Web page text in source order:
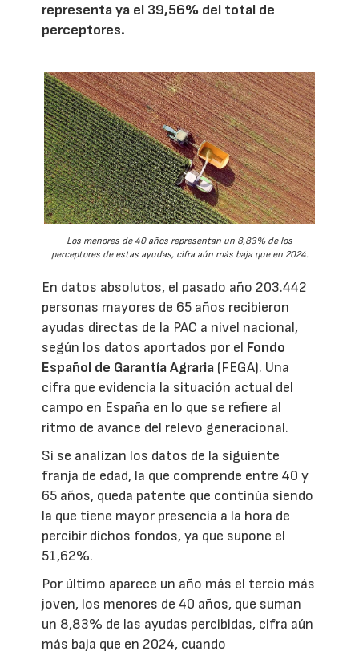
representa ya el 39,56% del total de
perceptores.
Los menores de 40 años representan un 8,83% de los
perceptores de estas ayudas, cifra aún más baja que en 2024.
En datos absolutos, el pasado año 203.442
personas mayores de 65 años recibieron
ayudas directas de la PAC a nivel nacional,
según los datos aportados por el Fondo
Español de Garantía Agraria (FEGA). Una
cifra que evidencia la situación actual del
campo en España en lo que se refiere al
ritmo de avance del relevo generacional.
Si se analizan los datos de la siguiente
franja de edad, la que comprende entre 40 y
65 años, queda patente que continúa siendo
la que tiene mayor presencia a la hora de
percibir dichos fondos, ya que supone el
51,62%.
Por último aparece un año más el tercio más
joven, los menores de 40 años, que suman
un 8,83% de las ayudas percibidas, cifra aún
más baja que en 2024, cuando